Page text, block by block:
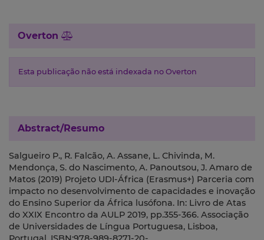
Overton
Esta publicação não está indexada no Overton
Abstract/Resumo
Salgueiro P., R. Falcão, A. Assane, L. Chivinda, M.
Mendonça, S. do Nascimento, A. Panoutsou, J. Amaro de
Matos (2019) Projeto UDI-África (Erasmus+) Parceria com
impacto no desenvolvimento de capacidades e inovação
do Ensino Superior da África lusófona. In: Livro de Atas
do XXIX Encontro da AULP 2019, pp.355-366. Associação
de Universidades de Língua Portuguesa, Lisboa,